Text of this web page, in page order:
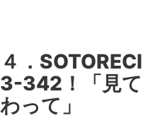
４．
3-342！「見
わって」